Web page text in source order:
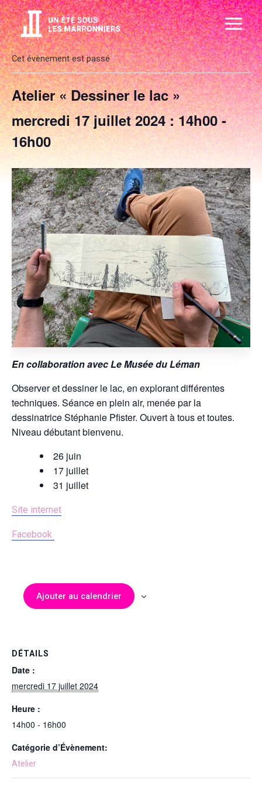
Aller
au
contenu
Main
Menu
Cet évènement est passé
Atelier « Dessiner le lac »
mercredi 17 juillet 2024 : 14h00-
16h00
En collaboration avec Le Musée du Léman
Observer et dessiner le lac, en explorant différentes
techniques. Séance en plein air, menée par la
dessinatrice Stéphanie Pfister. Ouvert à tous et toutes.
Niveau débutant bienvenu.
26 juin
17 juillet
31 juillet
Site internet
Facebook
Ajouter au calendrier
DÉTAILS
Date :
mercredi 17 juillet 2024
Heure :
14h00 - 16h00
Catégorie d’Évènement:
Atelier